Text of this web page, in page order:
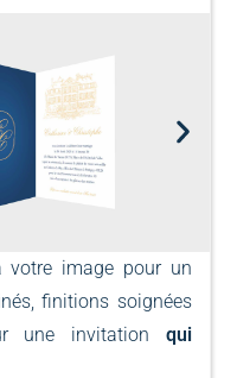
image pour un
finitions soignées
une invitation qui